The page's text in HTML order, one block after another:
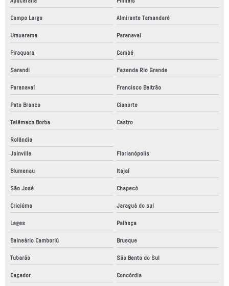
Campo Largo Almirante Tamandaré
Umuarama Paranavaí
Piraquara Cambé
Sarandi Fazenda Rio Grande
Paranavaí Francisco Beltrão
Pato Branco Cianorte
Telêmaco Borba Castro
Rolândia
Joinville
Florianópolis
Blumenau Itajaí
São José Chapecó
Criciúma Jaraguá do sul
Lages Palhoça
Balneário Camboriú Brusque
Tubarão São Bento do Sul
Caçador Concórdia